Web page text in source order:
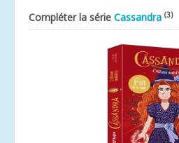
Compléter la série Cassandra (3)